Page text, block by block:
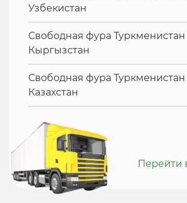
Узбекистан
Свободная фура Туркменистан
Кыргызстан
Свободная фура Туркменистан
Казахстан
Перейти